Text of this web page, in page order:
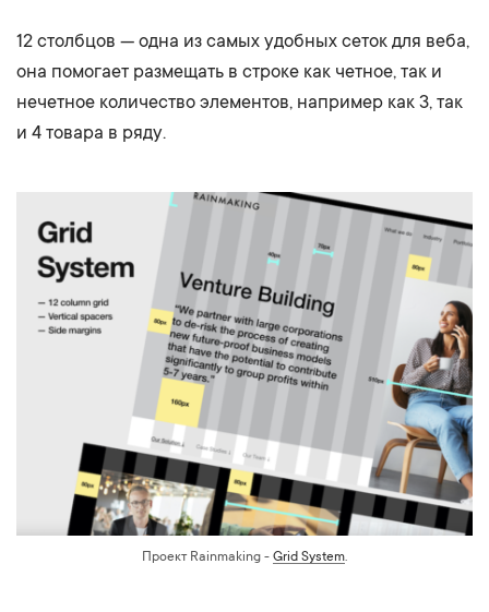
12 столбцов — одна из самых удобных сеток для веба,
она помогает размещать в строке как четное, так и
нечетное количество элементов, например как 3, так
и 4 товара в ряду.
Проект Rainmaking - Grid System